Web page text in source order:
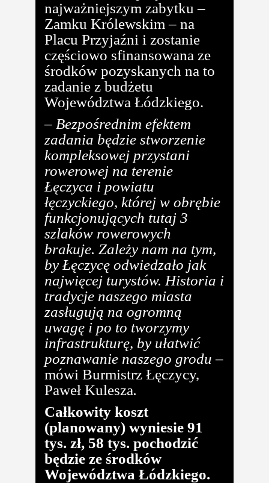
najważniejszym zabytku –
Zamku Królewskim – na
Placu Przyjaźni i zostanie
częściowo sfinansowana ze
środków pozyskanych na to
zadanie z budżetu
Województwa Łódzkiego.
– Bezpośrednim efektem
zadania będzie stworzenie
kompleksowej przystani
rowerowej na terenie
Łęczyca i powiatu
łęczyckiego, której w obrębie
funkcjonujących tutaj 3
szlaków rowerowych
brakuje. Zależy nam na tym,
by Łęczycę odwiedzało jak
najwięcej turystów. Historia i
tradycje naszego miasta
zasługują na ogromną
uwagę i po to tworzymy
infrastrukturę, by ułatwić
poznawanie naszego grodu–
mówi Burmistrz Łęczycy,
Paweł Kulesza.
Całkowity koszt
(planowany) wyniesie 91
tys. zł, 58 tys. pochodzić
będzie ze środków
Województwa Łódzkiego.